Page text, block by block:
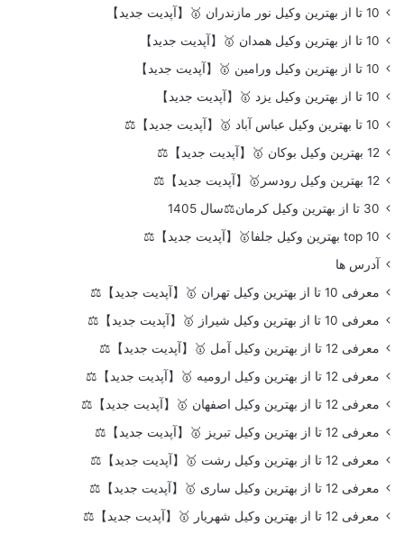
10 تا از بهترین وکیل نور مازندران 🥇【آپدیت جدید】
10 تا از بهترین وکیل همدان 🥇【آپدیت جدید】
10 تا از بهترین وکیل ورامین 🥇【آپدیت جدید】
10 تا از بهترین وکیل یزد 🥇【آپدیت جدید】
10 تا بهترین وکیل عباس آباد 🥇【آپدیت جدید】⚖️
12 بهترین وکیل بوکان 🥇【آپدیت جدید】⚖️
12 بهترین وکیل رودسر🥇【آپدیت جدید】⚖️
30 تا از بهترین وکیل کرمان⚖️سال 1405
top 10 بهترین وکیل جلفا🥇【آپدیت جدید】⚖️
آدرس ها
معرفی 10 تا از بهترین وکیل تهران 🥇【آپدیت جدید】⚖️
معرفی 10 تا از بهترین وکیل شیراز 🥇【آپدیت جدید】⚖️
معرفی 12 تا از بهترین وکیل آمل 🥇【آپدیت جدید】⚖️
معرفی 12 تا از بهترین وکیل ارومیه 🥇【آپدیت جدید】⚖️
معرفی 12 تا از بهترین وکیل اصفهان 🥇【آپدیت جدید】⚖️
معرفی 12 تا از بهترین وکیل تبریز 🥇【آپدیت جدید】⚖️
معرفی 12 تا از بهترین وکیل رشت 🥇【آپدیت جدید】⚖️
معرفی 12 تا از بهترین وکیل ساری 🥇【آپدیت جدید】⚖️
معرفی 12 تا از بهترین وکیل شهریار 🥇【آپدیت جدید】⚖️